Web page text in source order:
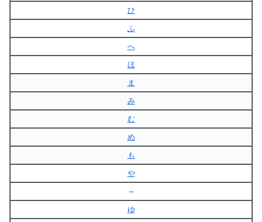
ひ
ふ
へ
ほ
ま
み
む
め
も
や
–
ゆ